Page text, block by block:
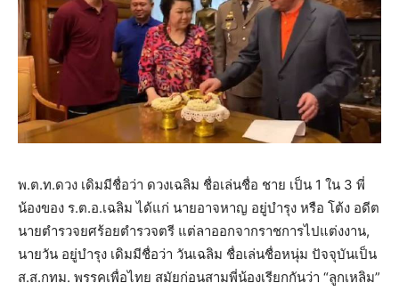
พ.ต.ท.ดวง เดิมมีชื่อว่า ดวงเฉลิม ชื่อเล่นชื่อ ชาย เป็น 1 ใน 3 พี่
น้องของ ร.ต.อ.เฉลิม ได้แก่ นายอาจหาญ อยู่บำรุง หรือ โต้ง อดีต
นายตำรวจยศร้อยตำรวจตรี แต่ลาออกจากราชการไปแต่งงาน,
นายวัน อยู่บำรุง เดิมมีชื่อว่า วันเฉลิม ชื่อเล่นชื่อหนุ่ม ปัจจุบันเป็น
ส.ส.กทม. พรรคเพื่อไทย สมัยก่อนสามพี่น้องเรียกกันว่า “ลูกเหลิม”